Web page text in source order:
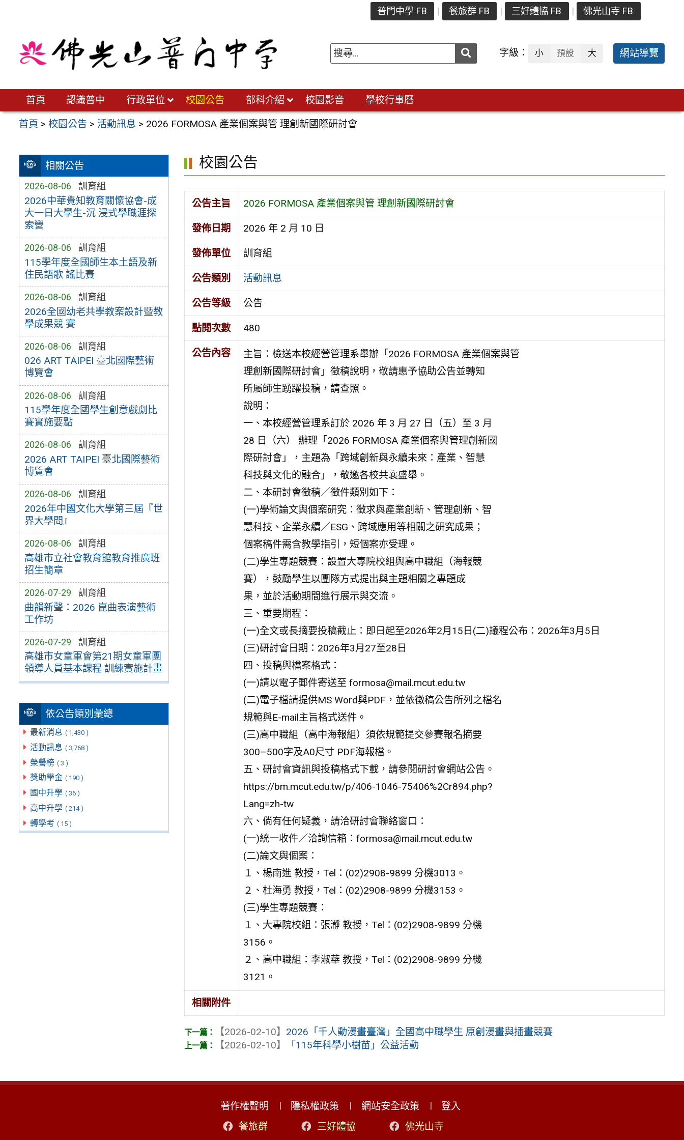
普門中學 FB 餐旅群 FB 三好體協 FB 佛光山寺 FB
送出 字級： 小 預設 大 網站導覽
首頁 認識普中 行政單位 校園公告 部科介紹 校園影音 學校行事曆
首頁 >校園公告 > 活動訊息 > 2026 FORMOSA 產業個案與管 理創新國際研討會
相關公告
2026-08-06 訓育組
2026中華覺知教育關懷協會-成
大一日大學生-沉 浸式學職涯探
索營
2026-08-06 訓育組
115學年度全國師生本土語及新
住民語歌 謠比賽
2026-08-06 訓育組
2026全國幼老共學教案設計暨教
學成果競 賽
2026-08-06 訓育組
026 ART TAIPEI 臺北國際藝術
博覽會
2026-08-06 訓育組
115學年度全國學生創意戲劇比
賽實施要點
2026-08-06 訓育組
2026 ART TAIPEI 臺北國際藝術
博覽會
2026-08-06 訓育組
2026年中國文化大學第三屆『世
界大學問』
2026-08-06 訓育組
高雄市立社會教育館教育推廣班
招生簡章
2026-07-29 訓育組
曲韻新聲：2026 崑曲表演藝術
工作坊
2026-07-29 訓育組
高雄市女童軍會第21期女童軍團
領導人員基本課程 訓練實施計畫
依公告類別彙總
最新消息 ( 1,430 )
活動訊息 ( 3,768 )
榮譽榜 ( 3 )
獎助學金 ( 190 )
國中升學 ( 36 )
高中升學 ( 214 )
轉學考 ( 15 )
校園公告
公告主旨 2026 FORMOSA 產業個案與管 理創新國際研討會
發佈日期 2026 年 2 月 10 日
發佈單位 訓育組
公告類別 活動訊息
公告等級 公告
點閱次數 480
公告內容
主旨：檢送本校經營管理系舉辦「2026 FORMOSA 產業個案與管
理創新國際研討會」徵稿說明，敬請惠予協助公告並轉知
所屬師生踴躍投稿，請查照。
說明：
一、本校經營管理系訂於 2026 年 3 月 27 日（五）至 3 月
28 日（六） 辦理「2026 FORMOSA 產業個案與管理創新國
際研討會」，主題為「跨域創新與永續未來：產業、智慧
科技與文化的融合」，敬邀各校共襄盛舉。
二、本研討會徵稿／徵件類別如下：
(一)學術論文與個案研究：徵求與產業創新、管理創新、智
慧科技、企業永續／ESG、跨域應用等相關之研究成果；
個案稿件需含教學指引，短個案亦受理。
(二)學生專題競賽：設置大專院校組與高中職組（海報競
賽），鼓勵學生以團隊方式提出與主題相關之專題成
果，並於活動期間進行展示與交流。
三、重要期程：
(一)全文或長摘要投稿截止：即日起至2026年2月15日(二)議程公布：2026年3月5日
(三)研討會日期：2026年3月27至28日
四、投稿與檔案格式：
(一)請以電子郵件寄送至 formosa@mail.mcut.edu.tw
(二)電子檔請提供MS Word與PDF，並依徵稿公告所列之檔名
規範與E-mail主旨格式送件。
(三)高中職組（高中海報組）須依規範提交參賽報名摘要
300–500字及A0尺寸 PDF海報檔。
五、研討會資訊與投稿格式下載，請參閱研討會網站公告。
https://bm.mcut.edu.tw/p/406-1046-75406%2Cr894.php?
Lang=zh-tw
六、倘有任何疑義，請洽研討會聯絡窗口：
(一)統一收件／洽詢信箱：formosa@mail.mcut.edu.tw
(二)論文與個案：
１、楊南進 教授，Tel：(02)2908-9899 分機3013。
２、杜海勇 教授，Tel：(02)2908-9899 分機3153。
(三)學生專題競賽：
１、大專院校組：張瀞 教授，Tel：(02)2908-9899 分機
3156。
２、高中職組：李淑華 教授，Tel：(02)2908-9899 分機
3121。
相關附件
【2026-02-10】 2026「千人動漫畫臺灣」全國高中職學生 原創漫畫與插畫競賽
【2026-02-10】
「115年科學小樹苗」公益活動
著作權聲明 隱私權政策 網站安全政策
登入
餐旅群
三好體協 佛光山寺